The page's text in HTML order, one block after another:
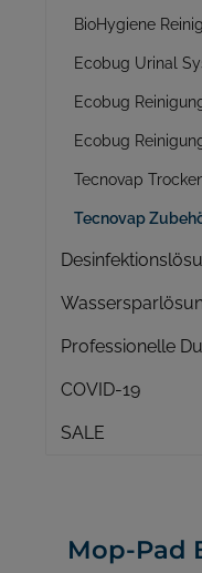
BioHygiene
Ecobug Urinal
Ecobug
Ecobug
Tecnovap
Tecnovap
Professionelle
COVID-19
SALE
Mop-Pad